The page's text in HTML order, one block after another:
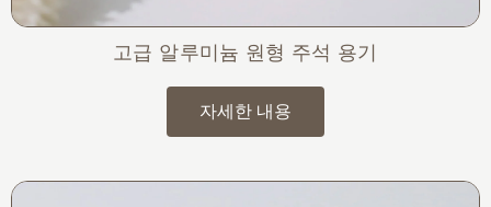
고급 알루미늄 원형 주석 용기
자세한 내용